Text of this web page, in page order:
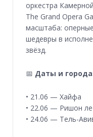
оркестра
The Grand Opera
масштаба:
шедевры в
звёзд.
📅 Даты и
• 21.06 — Хайфа
• 22.06 — Ришон
• 24.06 — Тель-